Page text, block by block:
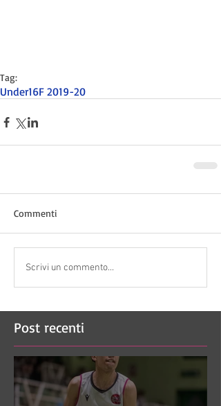
Tag:
Under16F 2019-20
Commenti
Scrivi un commento...
Post recenti